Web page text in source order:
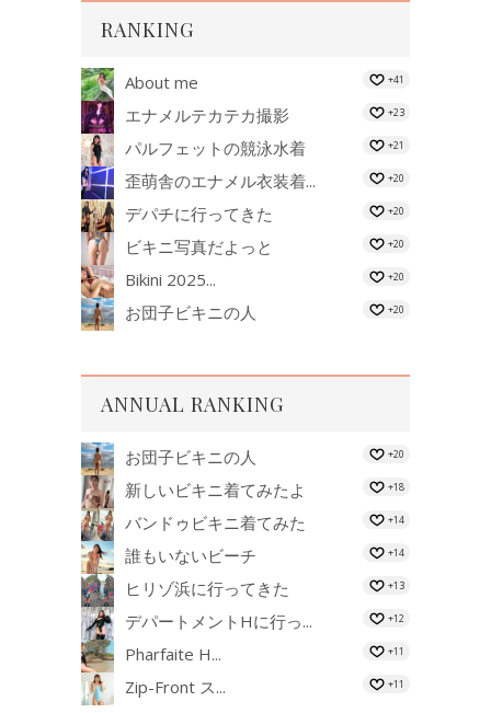
RANKING
About me +41
エナメルテカテカ撮影 +23
パルフェットの競泳水着 +21
歪萌舎のエナメル衣装着... +20
デパチに行ってきた +20
ビキニ写真だよっと +20
Bikini 2025... +20
お団子ビキニの人 +20
ANNUAL RANKING
お団子ビキニの人 +20
新しいビキニ着てみたよ +18
バンドゥビキニ着てみた +14
誰もいないビーチ +14
ヒリゾ浜に行ってきた +13
デパートメントHに行っ... +12
Pharfaite H... +11
Zip-Front ス... +11